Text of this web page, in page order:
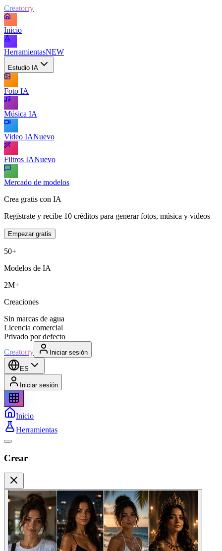
Creatorry
Inicio
HerramientasNEW
Estudio IA
Foto IA
Música IA
Video IANuevo
Filtros IANuevo
Mercado de modelos
Crea gratis con IA
Regístrate y recibe 10 créditos para generar fotos, música y videos
Empezar gratis
50+
Modelos de IA
2M+
Creaciones
Sin marcas de agua
Licencia comercial
Privado por defecto
Creatorry
Iniciar sesión
ES
Iniciar sesión
Inicio
Herramientas
Crear